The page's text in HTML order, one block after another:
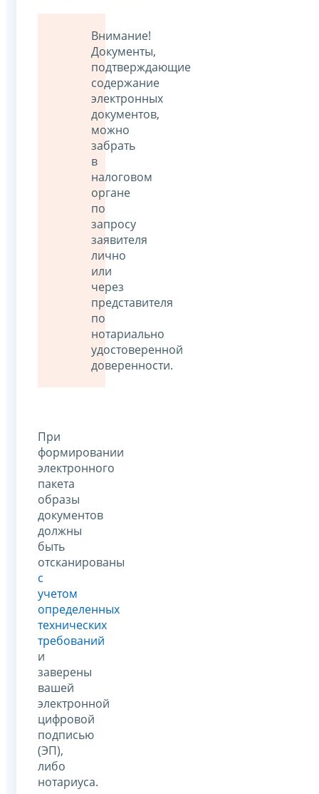
Внимание!
Документы,
подтверждающие
содержание
электронных
документов,
можно
забрать
в
налоговом
органе
по
запросу
заявителя
лично
или
через
представителя
по
нотариально
удостоверенной
доверенности.
При
формировании
электронного
пакета
образы
документов
должны
быть
отсканированы
с
учетом
определенных
технических
требований
и
заверены
вашей
электронной
цифровой
подписью
(ЭП),
либо
нотариуса.